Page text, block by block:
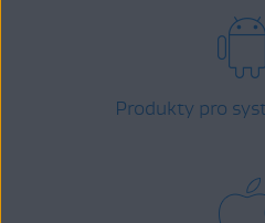
Produkty pro